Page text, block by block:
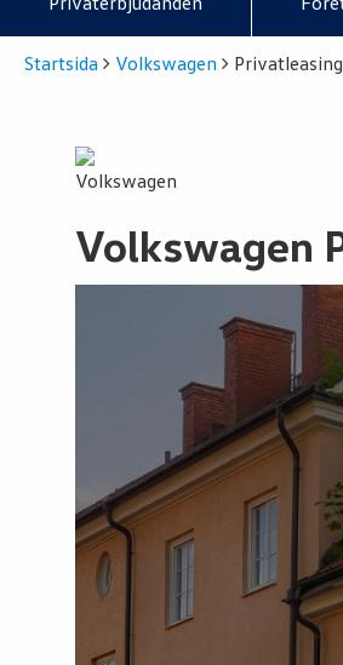
Startsida Volkswagen
Volkswagen